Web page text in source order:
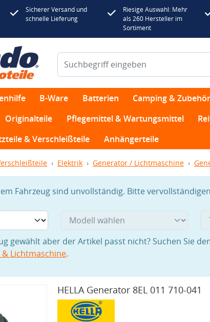
Sicherer Versand und
schnelle Lieferung
Riesige Auswahl: Mehr
als 260 Hersteller im
Sortiment
B-Ware Batterien Camping & Zubehör
Originalteile Pflegemittel & Wartungsmittel
& Verschleißteile Anhängerteile
Elektrik Generator / Lichtmaschine
Fahrzeug sind unvollständig. Bitte
gewählt aber der Artikel passt nicht? Suchen Sie
Lichtmaschine.
HELLA Generator 8EL 011 710-041